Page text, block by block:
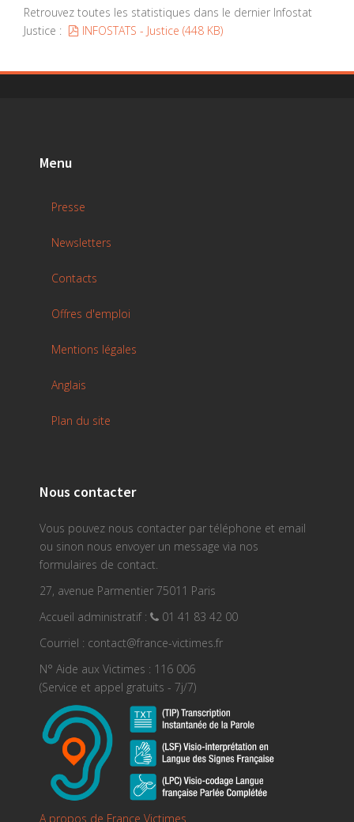
Retrouvez toutes les statistiques dans le dernier Infostat
Justice :
pdf
INFOSTATS - Justice (448 KB)
Menu
Presse
Newsletters
Contacts
Offres d'emploi
Mentions légales
Anglais
Plan du site
Nous contacter
Vous pouvez nous contacter par téléphone et email
ou sinon nous envoyer un message via nos
formulaires de contact.
27, avenue Parmentier 75011 Paris
Accueil administratif :
01 41 83 42 00
Courriel : contact@france-victimes.fr
N° Aide aux Victimes : 116 006
(Service et appel gratuits - 7j/7)
A propos de France Victimes